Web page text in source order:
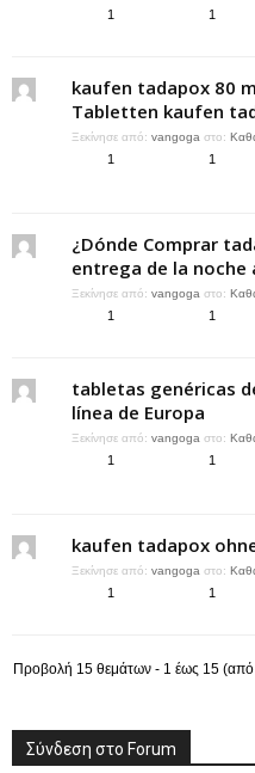
1 1
kaufen tadapox 80
Tabletten kaufen
Ξεκίνησε από: vangoga στο:
1 1
¿Dónde Comprar
entrega de la noche
Ξεκίνησε από: vangoga στο:
1 1
tabletas genéricas
línea de Europa
Ξεκίνησε από: vangoga στο:
1 1
kaufen tadapox
Ξεκίνησε από: vangoga στο:
1 1
Προβολή 15 θεμάτων - 1 έως 15 (από
Σύνδεση στο Forum